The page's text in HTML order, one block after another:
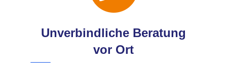
Unverbindliche Beratung
vor Ort